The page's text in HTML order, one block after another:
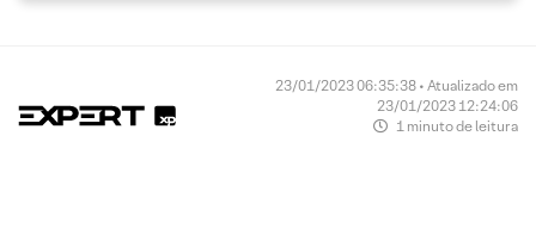
23/01/2023 06:35:38 • Atualizado em
23/01/2023 12:24:06
1 minuto de leitura